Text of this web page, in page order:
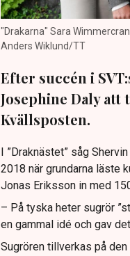
"Drakarna" Sara
Anders Wiklund/TT
Efter succén i
Josephine Daly
Kvällsposten.
I ”Draknästet” såg
2018 när grundarna läste
Jonas Eriksson in med
– På tyska heter sugrör
en gammal idé och gav
Sugrören tillverkas på den